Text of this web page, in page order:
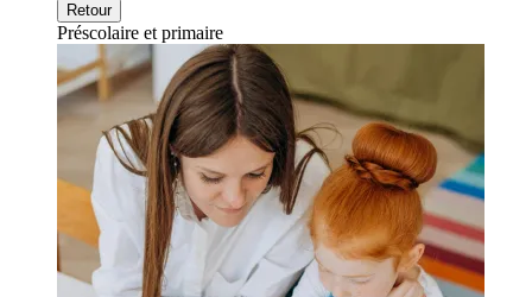
Retour
Préscolaire et primaire